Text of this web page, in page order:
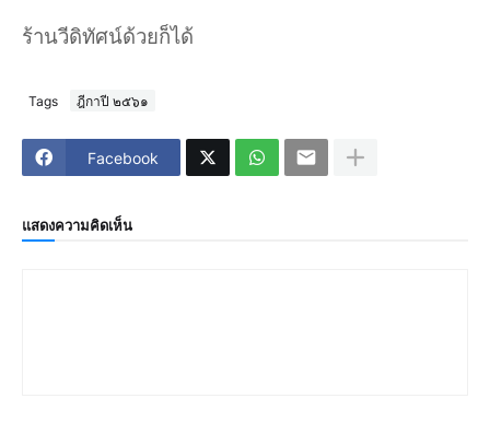
ร้านวีดิทัศน์ด้วยก็ได้
Tags ฎีกาปี ๒๕๖๑
Facebook
แสดงความคิดเห็น